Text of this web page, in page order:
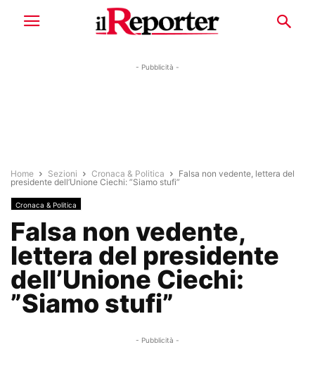
- Pubblicità -
Home Sezioni Cronaca & Politica
Falsa non vedente, lettera del
presidente dell’Unione Ciechi: ”Siamo stufi”
Cronaca & Politica
Falsa non vedente,
lettera del presidente
dell’Unione Ciechi:
”Siamo stufi”
- Pubblicità -